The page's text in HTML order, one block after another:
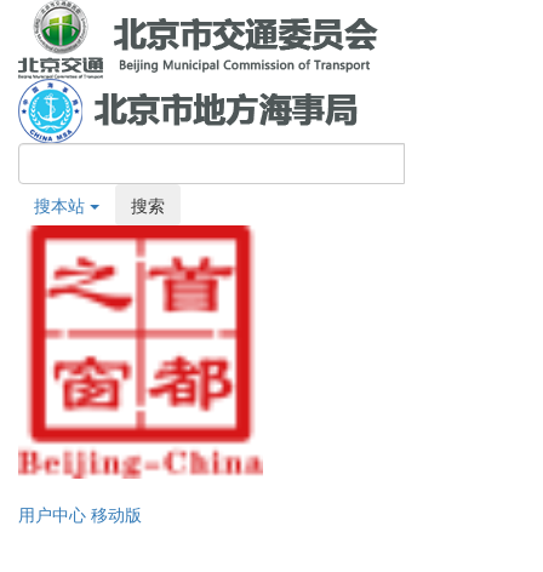
搜本站 搜索
用户中心 移动版